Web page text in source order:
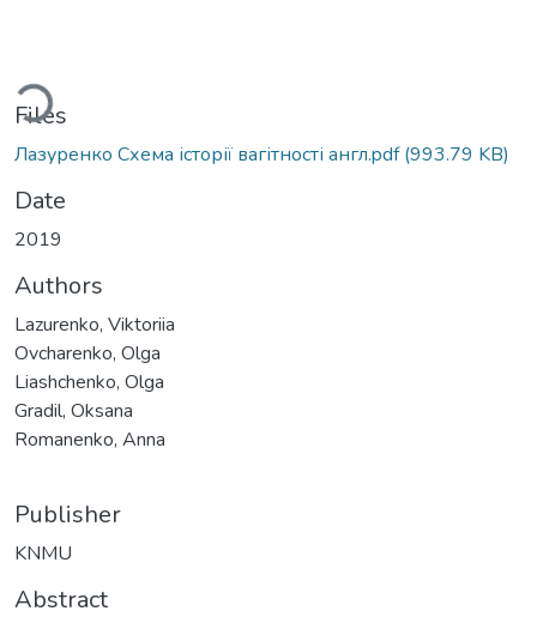
Files
Лазуренко Схема історії вагітності англ.pdf(993.79 KB)
Date
2019
Authors
Lazurenko, Viktoriia
Ovcharenko, Olga
Liashchenko, Olga
Gradil, Oksana
Romanenko, Anna
Publisher
KNMU
Abstract